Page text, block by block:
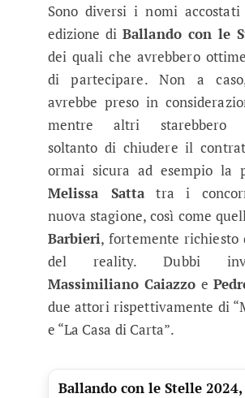
Sono diversi i nomi
edizione diBallando con le
dei quali che avrebbero
di partecipare. Non a
avrebbe preso in
mentre altri starebbero
soltanto di chiudere il
ormai sicura ad esempio la
Melissa Sattatra i
nuova stagione, così come
Barbieri, fortemente richiesto
del reality. Dubbi
Massimiliano Caiazzo e
due attori rispettivamente di
e “La Casa di Carta”.
Ballando con le Stelle